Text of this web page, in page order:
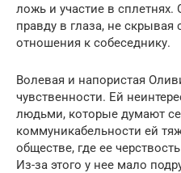
ложь и участие в
правду в глаза, не скрывая
отношения к собеседнику.
Волевая и напористая
чувственности. Ей
людьми, которые думают
коммуникабельности ей
обществе, где ее
Из-за этого у нее мало